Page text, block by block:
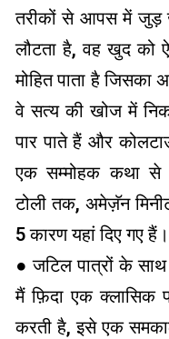
तरीकों से आपस में जुड़
लौटता है, वह खुद को
मोहित पाता है
वे सत्य की खोज में
पार पाते हैं और
एक सम्मोहक कथा से
टोली तक, अमेज़ॅन
5 कारण यहां दिए गए हैं।
● जटिल पात्रों के
मैं फ़िदा एक क्लासिक
करती है, इसे एक